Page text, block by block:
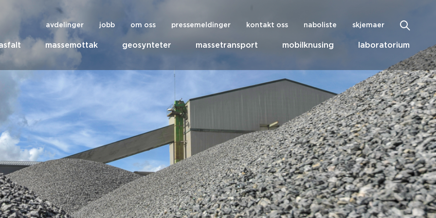
massemottak geosynteter massetransport mobilknusing laboratorium
avdelinger jobb om oss pressemeldinger kontakt oss naboliste skjemaer